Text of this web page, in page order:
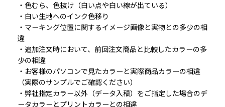
・色むら、色抜け（白い点や白い線が出ている）
・白い生地へのインク色移り
・マーキング位置に関するイメージ画像と実物との多少の相
違
・追加注文時において、前回注文商品と比較したカラーの多
少の相違
・お客様のパソコンで見たカラーと実際商品カラーの相違
（実際のサンプルでご確認ください）
・弊社指定カラー以外（データ入稿）をご指定した場合のデ
ータカラーとプリントカラーとの相違